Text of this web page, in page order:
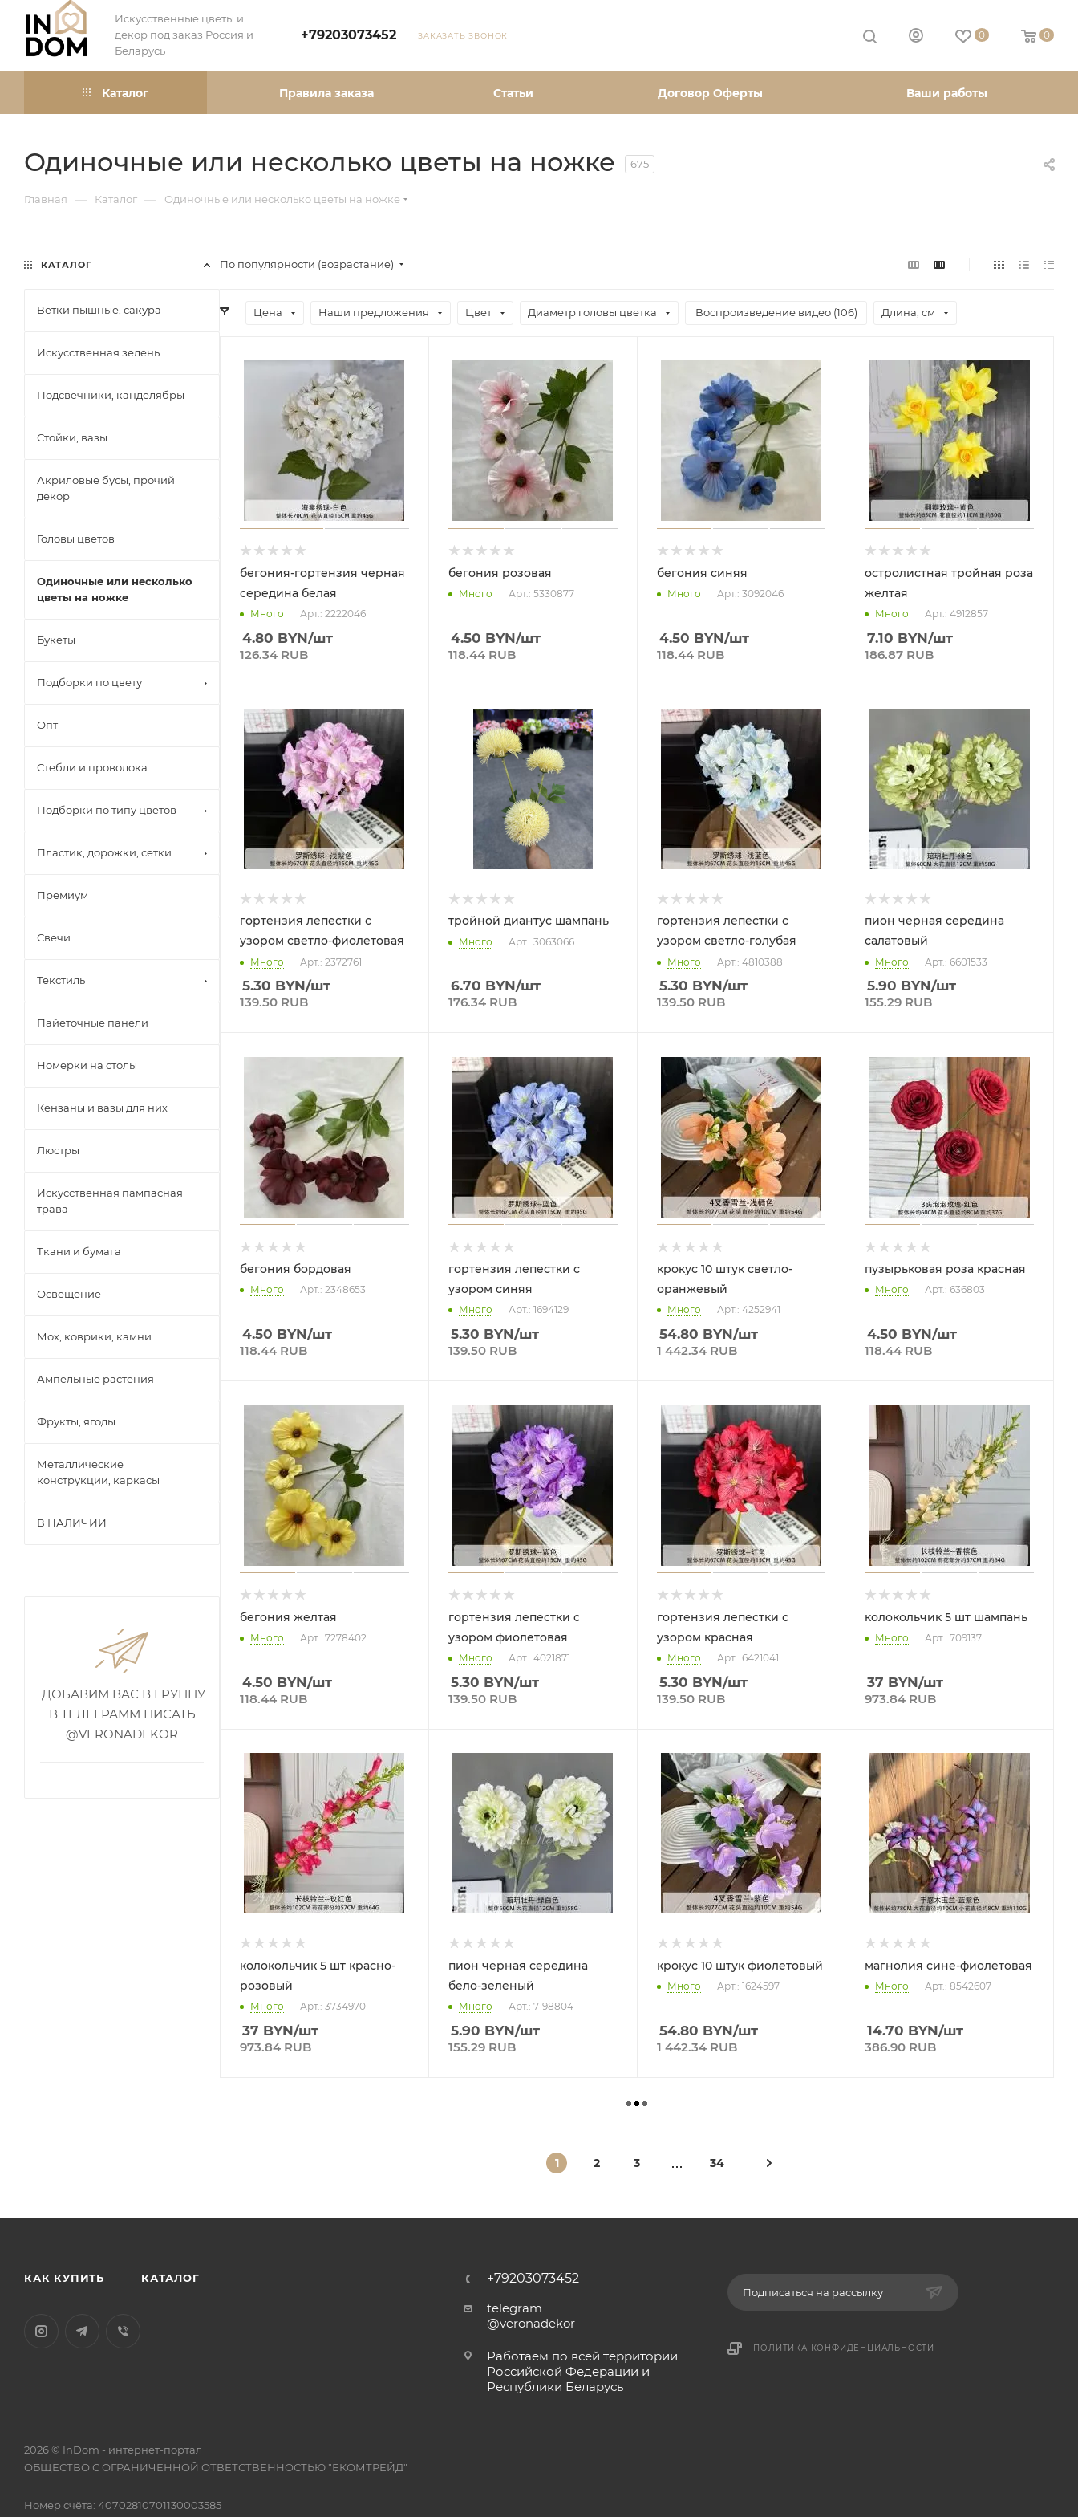
Искусственные цветы и
декор под заказ Россия и
Беларусь
+79203073452 ЗАКАЗАТЬ ЗВОНОК 0 0
Каталог Правила заказа Статьи Договор Оферты Ваши работы
Одиночные или несколько цветы на ножке 675
Главная — Каталог — Одиночные или несколько цветы на ножке
По популярности (возрастание)
Цена Наши предложения Цвет Диаметр головы цветка Воспроизведение видео (106) Длина, см
бегония-гортензия черная
середина белая
Много Арт.: 2222046
4.80 BYN/шт
126.34 RUB
бегония розовая
Много Арт.: 5330877
4.50 BYN/шт
118.44 RUB
бегония синяя
Много Арт.: 3092046
4.50 BYN/шт
118.44 RUB
остролистная тройная роза
желтая
Много Арт.: 4912857
7.10 BYN/шт
186.87 RUB
гортензия лепестки с
узором светло-фиолетовая
Много Арт.: 2372761
5.30 BYN/шт
139.50 RUB
тройной диантус шампань
Много Арт.: 3063066
6.70 BYN/шт
176.34 RUB
гортензия лепестки с
узором светло-голубая
Много Арт.: 4810388
5.30 BYN/шт
139.50 RUB
пион черная середина
салатовый
Много Арт.: 6601533
5.90 BYN/шт
155.29 RUB
бегония бордовая
Много Арт.: 2348653
4.50 BYN/шт
118.44 RUB
гортензия лепестки с
узором синяя
Много Арт.: 1694129
5.30 BYN/шт
139.50 RUB
крокус 10 штук светло-
оранжевый
Много Арт.: 4252941
54.80 BYN/шт
1 442.34 RUB
пузырьковая роза красная
Много Арт.: 636803
4.50 BYN/шт
118.44 RUB
бегония желтая
Много Арт.: 7278402
4.50 BYN/шт
118.44 RUB
гортензия лепестки с
узором фиолетовая
Много Арт.: 4021871
5.30 BYN/шт
139.50 RUB
гортензия лепестки с
узором красная
Много Арт.: 6421041
5.30 BYN/шт
139.50 RUB
колокольчик 5 шт шампань
Много Арт.: 709137
37 BYN/шт
973.84 RUB
колокольчик 5 шт красно-
розовый
Много Арт.: 3734970
37 BYN/шт
973.84 RUB
пион черная середина
бело-зеленый
Много Арт.: 7198804
5.90 BYN/шт
155.29 RUB
крокус 10 штук фиолетовый
Много Арт.: 1624597
54.80 BYN/шт
1 442.34 RUB
магнолия сине-фиолетовая
Много Арт.: 8542607
14.70 BYN/шт
386.90 RUB
1 2 3 34
КАТАЛОГ
Ветки пышные, сакура
Искусственная зелень
Подсвечники, канделябры
Стойки, вазы
Акриловые бусы, прочий
декор
Головы цветов
Одиночные или несколько
цветы на ножке
Букеты
Подборки по цвету
Опт
Стебли и проволока
Подборки по типу цветов
Пластик, дорожки, сетки
Премиум
Свечи
Текстиль
Пайеточные панели
Номерки на столы
Кензаны и вазы для них
Люстры
Искусственная пампасная
трава
Ткани и бумага
Освещение
Мох, коврики, камни
Ампельные растения
Фрукты, ягоды
Металлические
конструкции, каркасы
В НАЛИЧИИ
ДОБАВИМ ВАС В ГРУППУ
В ТЕЛЕГРАММ ПИСАТЬ
@VERONADEKOR
КАК КУПИТЬ КАТАЛОГ
+79203073452
telegram
@veronadekor
Работаем по всей территории
Российской Федерации и
Республики Беларусь
Подписаться на рассылку
ПОЛИТИКА КОНФИДЕНЦИАЛЬНОСТИ
2026 © InDom - интернет-портал
ОБЩЕСТВО С ОГРАНИЧЕННОЙ ОТВЕТСТВЕННОСТЬЮ "ЕКОМТРЕЙД"
Номер счёта: 40702810701130003585